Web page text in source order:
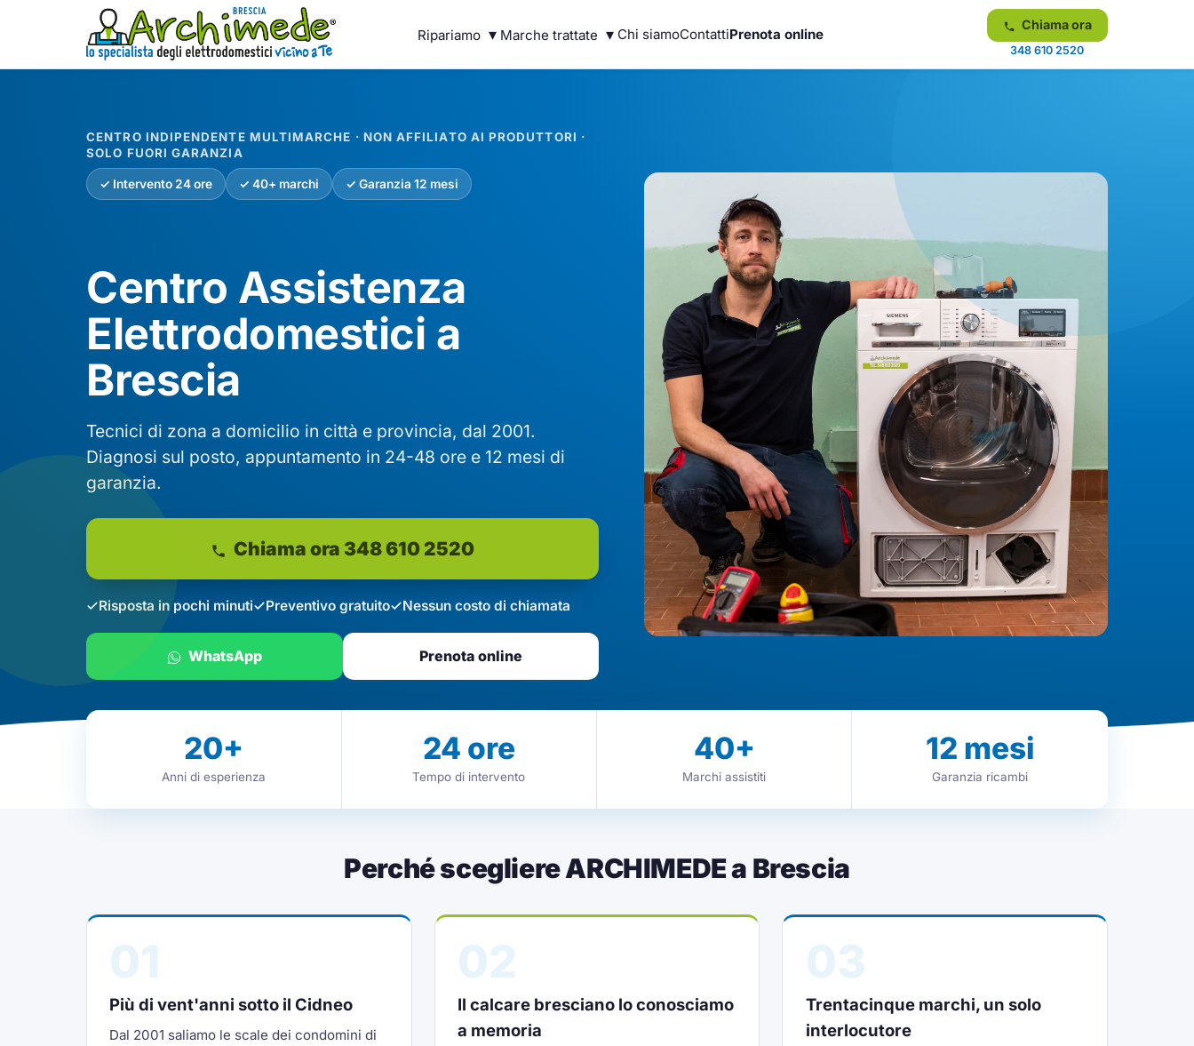
Ripariamo ▾ Marche trattate ▾ Chi siamoContattiPrenota online
Chiama ora
348 610 2520
CENTRO INDIPENDENTE MULTIMARCHE · NON AFFILIATO AI PRODUTTORI ·
SOLO FUORI GARANZIA
✓ Intervento 24 ore ✓ 40+ marchi ✓ Garanzia 12 mesi
Centro Assistenza
Elettrodomestici a
Brescia
Tecnici di zona a domicilio in città e provincia, dal 2001.
Diagnosi sul posto, appuntamento in 24-48 ore e 12 mesi di
garanzia.
Chiama ora 348 610 2520
Risposta in pochi minuti Preventivo gratuito Nessun costo di chiamata
WhatsApp Prenota online
20+
Anni di esperienza
24 ore
Tempo di intervento
40+
Marchi assistiti
12 mesi
Garanzia ricambi
Perché scegliere ARCHIMEDE a Brescia
Più di vent'anni sotto il Cidneo
Dal 2001 saliamo le scale dei condomini di
Il calcare bresciano lo conosciamo
a memoria
Trentacinque marchi, un solo
interlocutore